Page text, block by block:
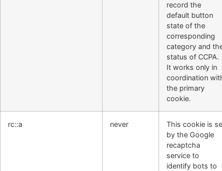
record the
default button
state of the
corresponding
category and
status of CCPA.
It works only in
coordination
the primary
cookie.
rc::a never
This cookie is
by the Google
recaptcha
service to
identify bots to